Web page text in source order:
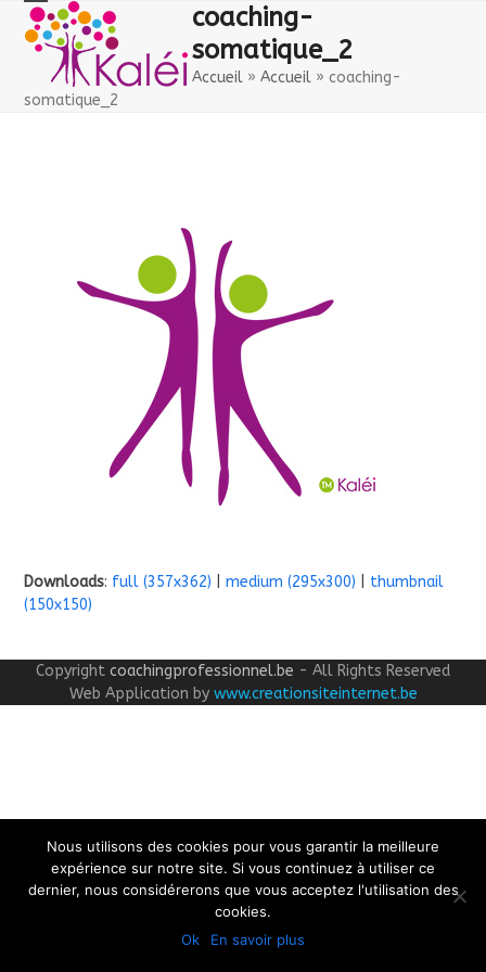
content
Open
mobile
menu
Close
mobile
menu
coaching-
somatique_2
Accueil »Accueil »coaching-
somatique_2
Downloads: full (357x362) |medium (295x300)
thumbnail
(150x150)
Copyright coachingprofessionnel.be - All Rights Reserved
Web Application by www.creationsiteinternet.be
Nous utilisons des cookies pour vous garantir la meilleure
expérience sur notre site. Si vous continuez à utiliser ce
dernier, nous considérerons que vous acceptez l'utilisation des
cookies.
Ok
En savoir plus